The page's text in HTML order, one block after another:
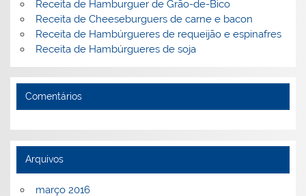
Receita de Hamburguer de Grão-de-Bico
Receita de Cheeseburguers de carne e bacon
Receita de Hambúrgueres de requeijão e espinafres
Receita de Hambúrgueres de soja
Comentários
Arquivos
março 2016